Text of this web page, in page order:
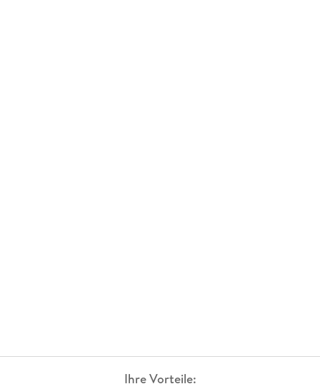
Ihre Vorteile: